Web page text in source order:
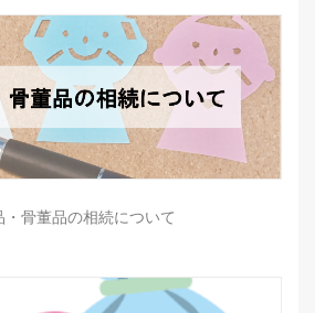
・骨董品の相続について